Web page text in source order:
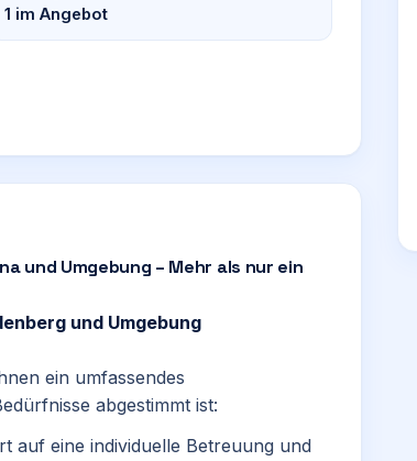
1 im Angebot
und Umgebung – Mehr als nur ein
und Umgebung
ein umfassendes
abgestimmt ist:
auf eine individuelle Betreuung und